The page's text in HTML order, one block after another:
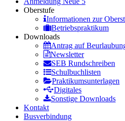
Oberstufe
Informationen zur
Betriebspraktikum
Downloads
Antrag auf
Newsletter
SEB Rundschreiben
Schulbuchlisten
Praktikumsunterlagen
Digitales
Sonstige Downloads
Kontakt
Busverbindung